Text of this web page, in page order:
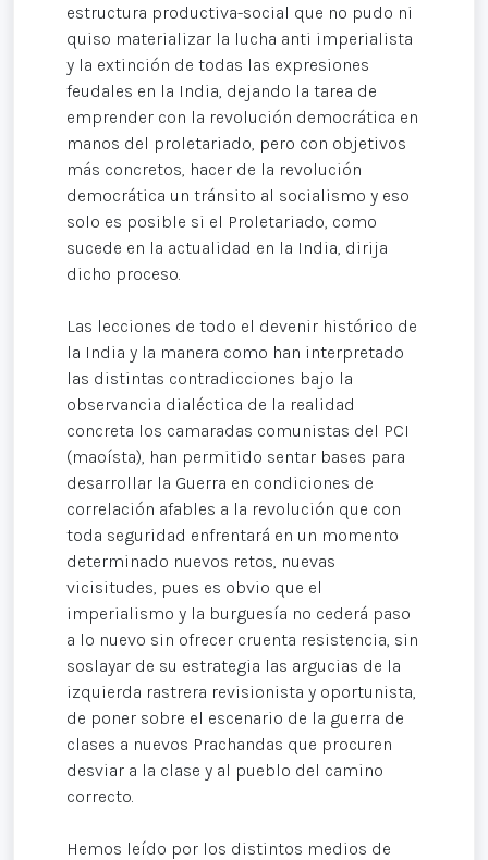
estructura productiva-social que no pudo ni
quiso materializar la lucha anti imperialista
y la extinción de todas las expresiones
feudales en la India, dejando la tarea de
emprender con la revolución democrática en
manos del proletariado, pero con objetivos
más concretos, hacer de la revolución
democrática un tránsito al socialismo y eso
solo es posible si el Proletariado, como
sucede en la actualidad en la India, dirija
dicho proceso.
Las lecciones de todo el devenir histórico de
la India y la manera como han interpretado
las distintas contradicciones bajo la
observancia dialéctica de la realidad
concreta los camaradas comunistas del PCI
(maoísta), han permitido sentar bases para
desarrollar la Guerra en condiciones de
correlación afables a la revolución que con
toda seguridad enfrentará en un momento
determinado nuevos retos, nuevas
vicisitudes, pues es obvio que el
imperialismo y la burguesía no cederá paso
a lo nuevo sin ofrecer cruenta resistencia, sin
soslayar de su estrategia las argucias de la
izquierda rastrera revisionista y oportunista,
de poner sobre el escenario de la guerra de
clases a nuevos Prachandas que procuren
desviar a la clase y al pueblo del camino
correcto.
Hemos leído por los distintos medios de